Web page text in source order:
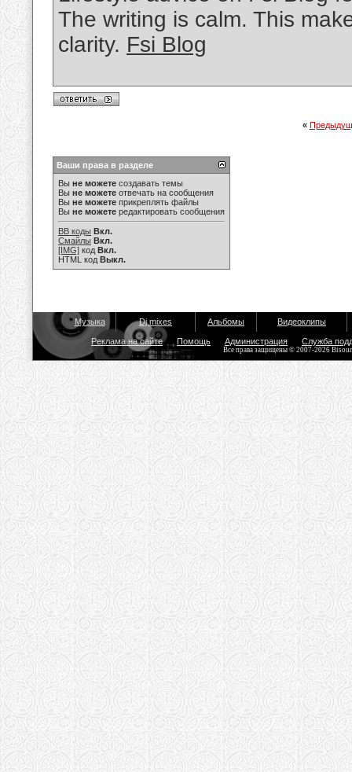
The writing is calm. This
clarity. Fsi Blog
«
Ваши права в разделе
Вы не можете создавать темы
Вы не можете отвечать на сообщения
Вы не можете прикреплять файлы
Вы не можете редактировать сообщения
BB коды Вкл.
Смайлы Вкл.
[IMG] код Вкл.
HTML код Выкл.
Музыка Dj mixes Альбомы Видеоклипы
Реклама на сайте Помощь Администрация Служба
Все права защищены © 2007-2026